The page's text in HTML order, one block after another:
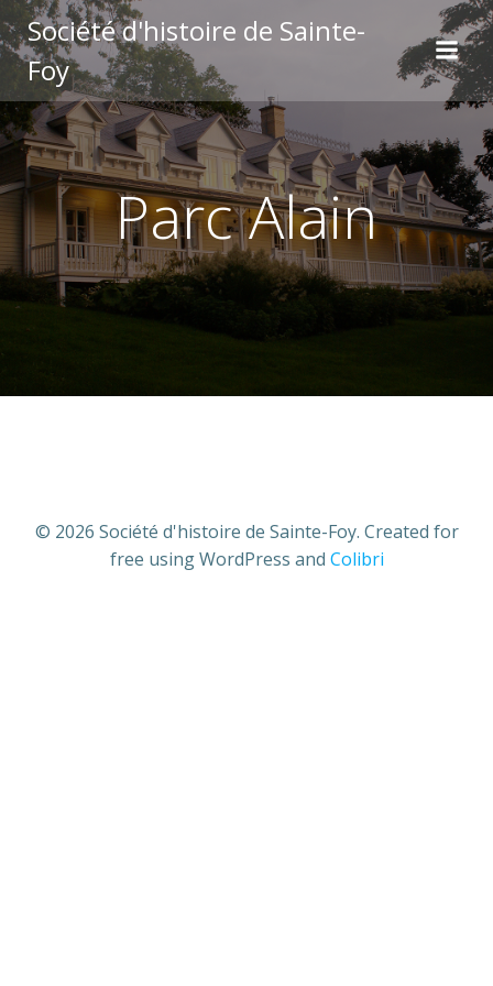
au
Société d'histoire de Sainte-
Foy
Parc Alain
© 2026 Société d'histoire de Sainte-Foy. Created for
free using WordPress and Colibri